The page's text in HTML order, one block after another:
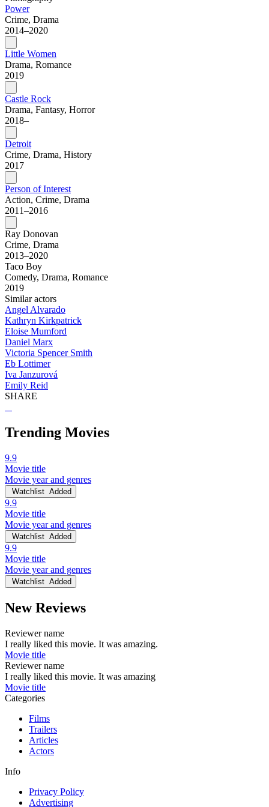
Power
Crime, Drama
2014–2020
Little Women
Drama, Romance
2019
Castle Rock
Drama, Fantasy, Horror
2018–
Detroit
Crime, Drama, History
2017
Person of Interest
Action, Crime, Drama
2011–2016
Ray Donovan
Crime, Drama
2013–2020
Taco Boy
Comedy, Drama, Romance
2019
Similar actors
Angel Alvarado
Kathryn Kirkpatrick
Eloise Mumford
Daniel Marx
Victoria Spencer Smith
Eb Lottimer
Iva Janzurová
Emily Reid
SHARE
Trending Movies
9.9
Movie title
Movie year and genres
Watchlist Added
9.9
Movie title
Movie year and genres
Watchlist Added
9.9
Movie title
Movie year and genres
Watchlist Added
New Reviews
Reviewer name
I really liked this movie. It was amazing.
Movie title
Reviewer name
I really liked this movie. It was amazing
Movie title
Categories
Films
Trailers
Articles
Actors
Info
Privacy Policy
Advertising